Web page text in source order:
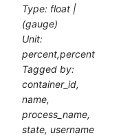
Type: float |
(gauge)
Unit:
percent,percent
Tagged by:
container_id,
name,
process_name,
state, username